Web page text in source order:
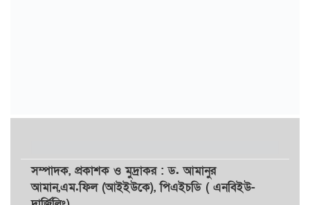
সম্পাদক, প্রকাশকওমুদ্রাকর: ড. আমানুর
আমান,এম.ফিল (আইইউকে), পিএইচডি ( এনবিইউ-